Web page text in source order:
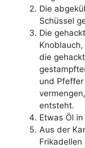
Die
Schüssel
Die
die
und
entsteht.
Etwas Öl
Aus der